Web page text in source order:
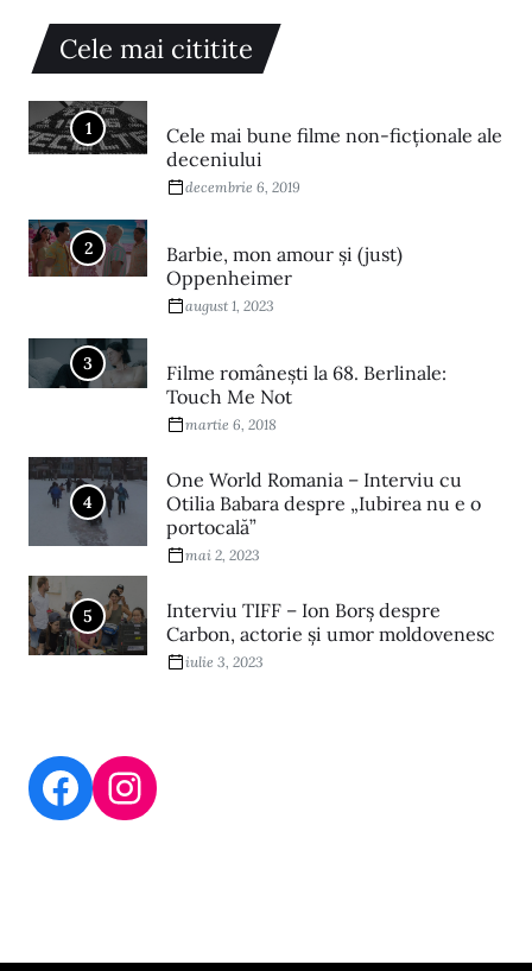
Cele mai cititite
1
Cele mai bune filme non-ficționale ale
deceniului
decembrie 6, 2019
2
Barbie, mon amour și (just)
Oppenheimer
august 1, 2023
3
Filme româneşti la 68. Berlinale:
Touch Me Not
martie 6, 2018
4
One World Romania – Interviu cu
Otilia Babara despre „Iubirea nu e o
portocală”
mai 2, 2023
5
Interviu TIFF – Ion Borș despre
Carbon, actorie și umor moldovenesc
iulie 3, 2023